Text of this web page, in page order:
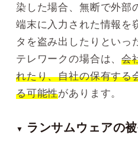
染した場合、無断で外部
端末に入力された情報を
タを盗み出したりといっ
テレワークの場合は、会
れたり、自社の保有する
る可能性があります。
▼ ランサムウェアの